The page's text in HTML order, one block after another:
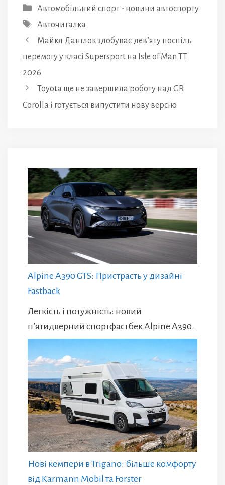
Категорії
Автомобільний спорт - новини автоспорту
Позначки
Авточиталка
Майкл Данглок здобуває дев’яту поспіль
перемогу у класі Supersport на Isle of Man TT
2026
Toyota ще не завершила роботу над GR
Corolla і готується випустити нову версію
Alpine A390 GTS: Пристрасть у дизайні
Fastback
Легкість і потужність: новий
п’ятидверний спортфастбек Alpine A390.
Нові кемпери в Trigano: більше комфорту
від Karmann Mobil та Forster